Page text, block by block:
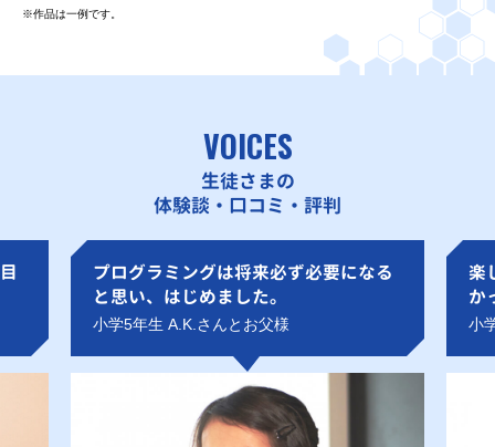
※作品は一例です。
VOICES
生徒さまの
体験談・口コミ・評判
プログラミングは将来必ず必要になる
と思い、はじめました。
小学5年生 A.K.さんとお父様
楽
か
小